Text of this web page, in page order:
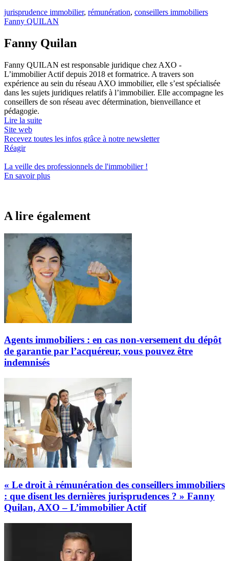
jurisprudence immobilier, rémunération, conseillers immobiliers
Fanny QUILAN
Fanny Quilan
Fanny QUILAN est responsable juridique chez AXO -
L’immobilier Actif depuis 2018 et formatrice. A travers son
expérience au sein du réseau AXO immobilier, elle s’est spécialisée
dans les sujets juridiques relatifs à l’immobilier. Elle accompagne les
conseillers de son réseau avec détermination, bienveillance et
pédagogie.
Lire la suite
Site web
Recevez toutes les infos grâce à notre newsletter
Réagir
La veille des professionnels de l'immobilier!
En savoir plus
A lire également
Agents immobiliers : en cas non-versement du dépôt
de garantie par l’acquéreur, vous pouvez être
indemnisés
« Le droit à rémunération des conseillers immobiliers
: que disent les dernières jurisprudences ? » Fanny
Quilan, AXO – L’immobilier Actif